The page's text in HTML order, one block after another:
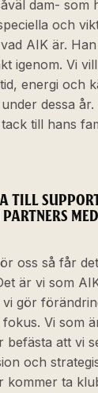
dam- som
och
AIK är.
igenom. Vi
energi och
dessa år.
till hans
TILL
oss så får
är vi som
gör
Vi som
befästa att vi
och
kommer ta